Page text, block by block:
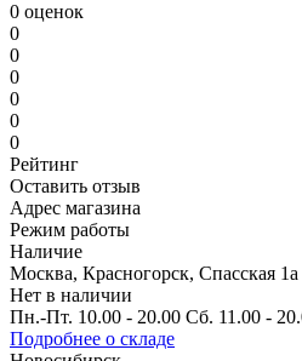
0 оценок
0
0
0
0
0
0
Рейтинг
Оставить отзыв
Адрес магазина
Режим работы
Наличие
Москва, Красногорск, Спасская 1а
Нет в наличии
Пн.-Пт. 10.00 - 20.00 Сб. 11.00 -
Подробнее о складе